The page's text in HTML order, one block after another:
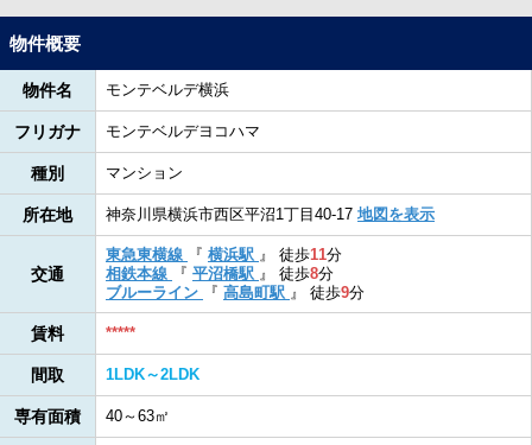
物件概要
物件名 モンテベルデ横浜
フリガナ モンテベルデヨコハマ
種別 マンション
所在地 神奈川県横浜市西区平沼1丁目40-17 地図を表示
交通
東急東横線 『 横浜駅 』 徒歩11分
相鉄本線
『 平沼橋駅 』 徒歩8分
ブルーライン
『 高島町駅 』 徒歩9分
賃料 *****
間取 1LDK～2LDK
専有面積 40～63㎡